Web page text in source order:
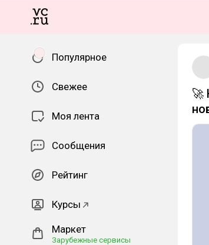
Популярное
Свежее
Моя лента
Сообщения
Рейтинг
Курсы
Маркет
Зарубежные сервисы
🚀